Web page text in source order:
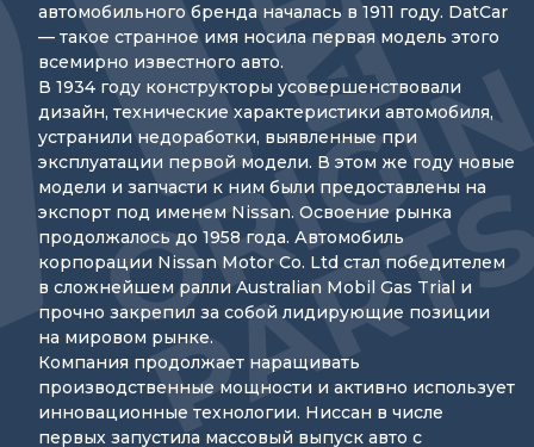
автомобильного бренда началась в 1911 году. DatCar
— такое странное имя носила первая модель этого
всемирно известного авто.
В 1934 году конструкторы усовершенствовали
дизайн, технические характеристики автомобиля,
устранили недоработки, выявленные при
эксплуатации первой модели. В этом же году новые
модели и запчасти к ним были предоставлены на
экспорт под именем Nissan. Освоение рынка
продолжалось до 1958 года. Автомобиль
корпорации Nissan Motor Co. Ltd стал победителем
в сложнейшем ралли Australian Mobil Gas Trial и
прочно закрепил за собой лидирующие позиции
на мировом рынке.
Компания продолжает наращивать
производственные мощности и активно использует
инновационные технологии. Ниссан в числе
первых запустила массовый выпуск авто с